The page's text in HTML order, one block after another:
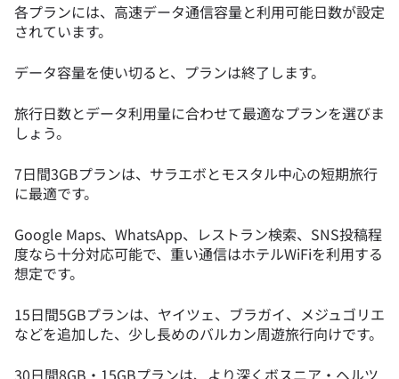
各プランには、高速データ通信容量と利用可能日数が設定
されています。
データ容量を使い切ると、プランは終了します。
旅行日数とデータ利用量に合わせて最適なプランを選びま
しょう。
7日間3GBプランは、サラエボとモスタル中心の短期旅行
に最適です。
Google Maps、WhatsApp、レストラン検索、SNS投稿程
度なら十分対応可能で、重い通信はホテルWiFiを利用する
想定です。
15日間5GBプランは、ヤイツェ、ブラガイ、メジュゴリエ
などを追加した、少し長めのバルカン周遊旅行向けです。